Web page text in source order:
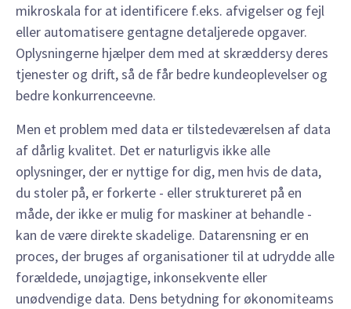
mikroskala for at identificere f.eks. afvigelser og fejl
eller automatisere gentagne detaljerede opgaver.
Oplysningerne hjælper dem med at skræddersy deres
tjenester og drift, så de får bedre kundeoplevelser og
bedre konkurrenceevne.
Men et problem med data er tilstedeværelsen af data
af dårlig kvalitet. Det er naturligvis ikke alle
oplysninger, der er nyttige for dig, men hvis de data,
du stoler på, er forkerte - eller struktureret på en
måde, der ikke er mulig for maskiner at behandle -
kan de være direkte skadelige. Datarensning er en
proces, der bruges af organisationer til at udrydde alle
forældede, unøjagtige, inkonsekvente eller
unødvendige data. Dens betydning for økonomiteams